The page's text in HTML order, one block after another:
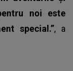
noi este
special.”, a